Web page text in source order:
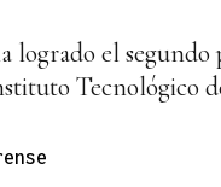
logrado el
Tecnológico